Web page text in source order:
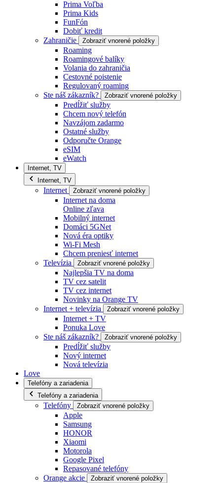
Prima Voľba
Prima Kids
FunFón
Dobiť kredit
Zahraničie
Zobraziť vnorené položky
Roaming
Roamingové balíky
Volania do zahraničia
Cestovné poistenie
Regulovaný roaming
Ste náš zákazník?
Zobraziť vnorené položky
Predĺžiť služby
Chcem nový telefón
Navzájom zadarmo
Ostatné služby
Odporučte Orange
eSIM
eWatch
Internet, TV
Internet, TV
Internet Zobraziť vnorené položky
Internet na doma
Online zľava
Mobilný internet
Domáci 5GNet
Nová éra optiky
Wi-Fi Mesh
Chcem preniesť internet
Televízia
Zobraziť vnorené položky
Najlepšia TV na doma
TV cez satelit
TV cez internet
Novinky na Orange TV
Internet + televízia
Zobraziť vnorené položky
Internet + TV
Ponuka Love
Ste náš zákazník?
Zobraziť vnorené položky
Predĺžiť služby
Nový internet
Nová televízia
Love
Telefóny a zariadenia
Telefóny a zariadenia
Telefóny Zobraziť vnorené položky
Apple
Samsung
HONOR
Xiaomi
Motorola
Google Pixel
Repasované telefóny
Orange akcie
Zobraziť vnorené položky